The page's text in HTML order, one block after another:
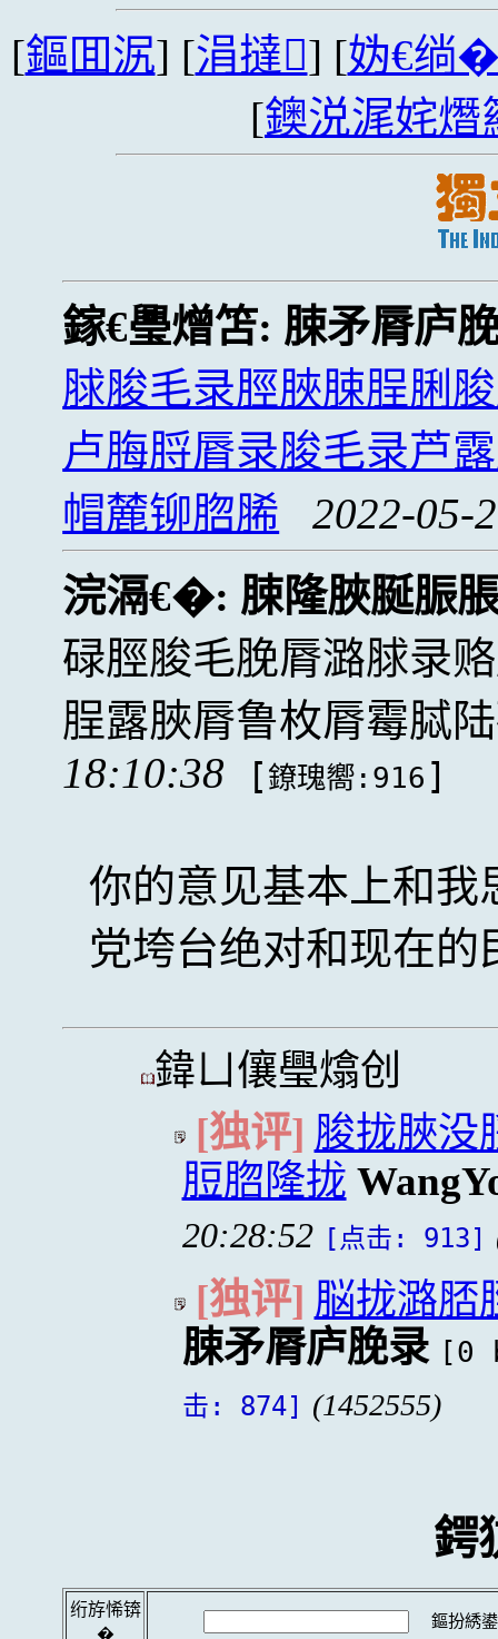
[鏂囬泦] [涓撻] [妫€绱
[鐭涚浘姹熸
鎵€璺熷笘: 脨矛脣庐
脙脧毛录脛脥脨脭脷
卢脢脟脣录脧毛录芦
帽麓铆脗脪
2022-05-
浣滆€�: 脨隆脥脠脤
碌脛脧毛脕脣潞脙录
脭露脥脣鲁枚脣霉脦
18:10:38
[鐐瑰嚮:916 ]
你的意见基本上和我
党垮台绝对和现在的
鍏ㄩ儴璺熻创
[独评] 脧拢脥没
脰脗隆拢
20:28:52 [点击: 913]
[独评] 脳拢潞脴
脨矛脣庐脕录 [0
击: 874] (1452555)
鍔
绗斿悕锛
�
鏂扮綉